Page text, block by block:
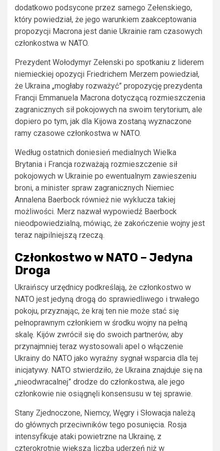
dodatkowo podsycone przez samego Zełenskiego,
który powiedział, że jego warunkiem zaakceptowania
propozycji Macrona jest danie Ukrainie ram czasowych
członkostwa w NATO.
Prezydent Wołodymyr Zełenski po spotkaniu z liderem
niemieckiej opozycji Friedrichem Merzem powiedział,
że Ukraina „mogłaby rozważyć” propozycję prezydenta
Francji Emmanuela Macrona dotyczącą rozmieszczenia
zagranicznych sił pokojowych na swoim terytorium, ale
dopiero po tym, jak dla Kijowa zostaną wyznaczone
ramy czasowe członkostwa w NATO.
Według ostatnich doniesień medialnych Wielka
Brytania i Francja rozważają rozmieszczenie sił
pokojowych w Ukrainie po ewentualnym zawieszeniu
broni, a minister spraw zagranicznych Niemiec
Annalena Baerbock również nie wyklucza takiej
możliwości. Merz nazwał wypowiedź Baerbock
nieodpowiedzialną, mówiąc, że zakończenie wojny jest
teraz najpilniejszą rzeczą.
Członkostwo w NATO – Jedyna
Droga
Ukraińscy urzędnicy podkreślają, że członkostwo w
NATO jest jedyną drogą do sprawiedliwego i trwałego
pokoju, przyznając, że kraj ten nie może stać się
pełnoprawnym członkiem w środku wojny na pełną
skalę. Kijów zwrócił się do swoich partnerów, aby
przynajmniej teraz wystosowali apel o włączenie
Ukrainy do NATO jako wyraźny sygnał wsparcia dla tej
inicjatywy. NATO stwierdziło, że Ukraina znajduje się na
„nieodwracalnej” drodze do członkostwa, ale jego
członkowie nie osiągnęli konsensusu w tej sprawie.
Stany Zjednoczone, Niemcy, Węgry i Słowacja należą
do głównych przeciwników tego posunięcia. Rosja
intensyfikuje ataki powietrzne na Ukrainę, z
czterokrotnie większą liczbą uderzeń niż w